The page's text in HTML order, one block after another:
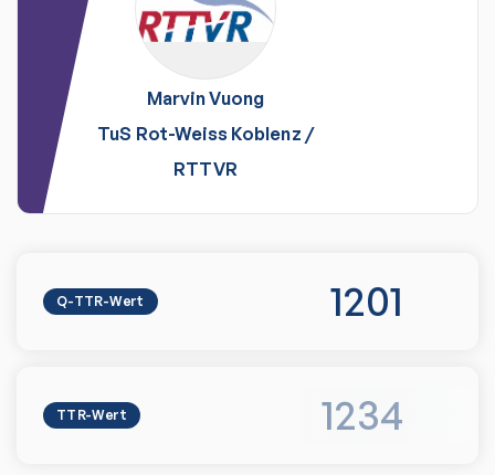
MarvinVuong
TuS Rot-Weiss Koblenz /
RTTVR
Q-TTR-Wert 1201
TTR-Wert 1234